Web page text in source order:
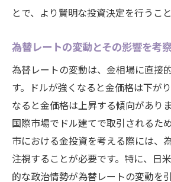
とで、より賢明な投資決定を行うこ
為替レートの変動とその影響を考
為替レートの変動は、金相場に直接
す。ドルが強くなると金価格は下が
なると金価格は上昇する傾向があり
国際市場でドル建てで取引されるた
市における金投資を考える際には、
注視することが必要です。特に、日
的な政治情勢が為替レートの変動を